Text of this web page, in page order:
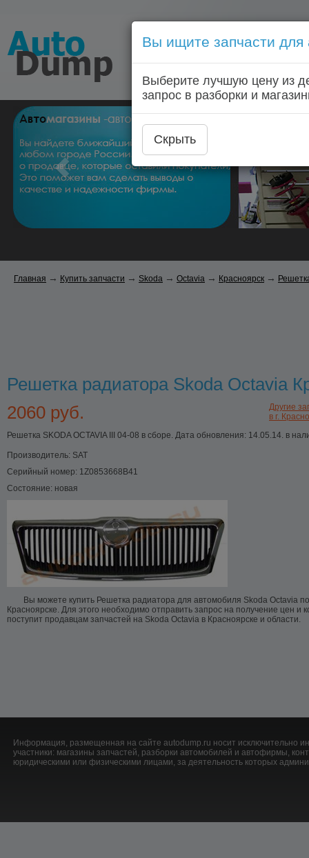
Голосовой запрос
Главная
Главная → Купить запчасти → Skoda → Octavia → Красноярск →
Решетка радиатора Skoda Octavia
Другие
в г.
2060 руб.
Решетка SKODA OCTAVIA III 04-08 в сборе. Дата обновления: 14.05.14. в
Производитель: SAT
Серийный номер: 1Z0853668B41
Состояние: новая
Вы можете купить Решетка радиатора для автомобиля Skoda Octavia
Красноярске. Для этого необходимо отправить запрос на получение цен и
поступит продавцам запчастей на Skoda Octavia в Красноярске и области.
Информация, размещенная на сайте autodump.ru носит исключительно
участники: магазины запчастей, разборки автомобилей и автофирмы,
юридическими или физическими лицами, за деятельность которых
Вы ищите запчасти для
Выберите лучшую цену из
запрос в разборки и
Скрыть